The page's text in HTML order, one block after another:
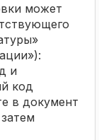
может
и
код
в документ